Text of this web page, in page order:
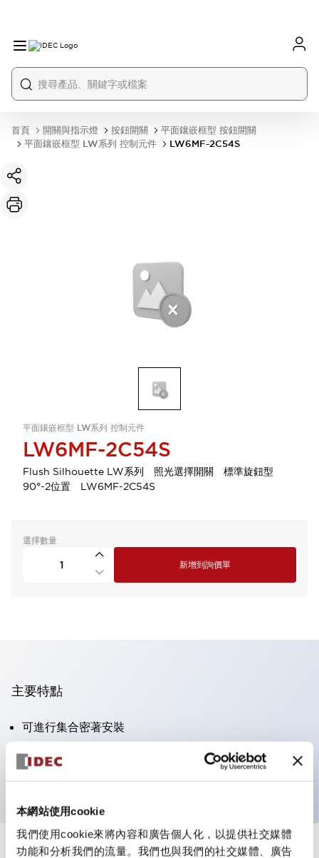
本網站使用cookie
我們使用cookie來將內容和廣告個人化，以提供社交媒體
功能和分析我們的流量。我們也與我們的社交媒體、廣告
首頁 開關與指示燈 按鈕開關
平面鑲嵌框型 按鈕開關
平面鑲嵌框型 LW系列 控制元件
LW6MF-2C54S
平面鑲嵌框型 LW系列 控制元件
LW6MF-2C54S
Flush Silhouette LW系列 照光選擇開關 標準旋鈕型
90°-2位置 LW6MF-2C54S
選擇數量
新增到詢價單
主要特點
可進行集合密著安裝
附鎖選擇開關採用高安全性的彈子鎖結構
防護結構為IP65（IEC60529）